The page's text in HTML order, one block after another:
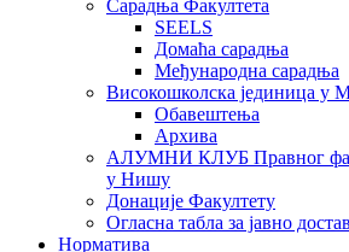
Сарадња Факултета
SEELS
Домаћа сарадња
Међународна сарадња
Високошколска јединица у
Обавештења
Архива
АЛУМНИ КЛУБ Правног
у Нишу
Донације Факултету
Огласна табла за јавно
Норматива